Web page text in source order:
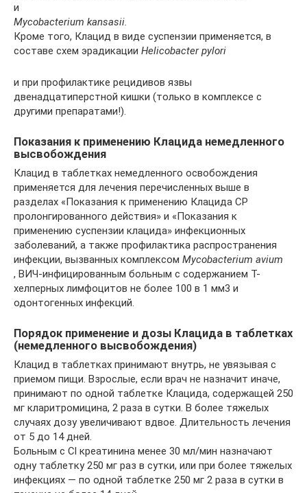
и
Mycobacterium kansasii.
Кроме того, Клацид в виде суспензии применяется, в
составе схем эрадикации Helicobacter pylori
и при профилактике рецидивов язвы
двенадцатиперстной кишки (только в комплексе с
другими препаратами!).
Показания к применению Клацида немедленного
высвобождения
Клацид в таблетках немедленного освобождения
применяется для лечения перечисленных выше в
разделах «Показания к применению Клацида СР
пролонгированного действия» и «Показания к
применению суспензии клацида» инфекционных
заболеваний, а также профилактика распространения
инфекции, вызванных комплексом Mycobacterium avium
, ВИЧ-инфицированным больным с содержанием Т-
хелперных лимфоцитов не более 100 в 1 мм3 и
одонтогенных инфекций.
Порядок применение и дозы Клацида в таблетках
(немедленного высвобождения)
Клацид в таблетках принимают внутрь, не увязывая с
приемом пищи. Взрослые, если врач не назначит иначе,
принимают по одной таблетке Клацида, содержащей 250
мг кларитромицина, 2 раза в сутки. В более тяжелых
случаях дозу увеличивают вдвое. Длительность лечения
от 5 до 14 дней.
Больным с Cl креатинина менее 30 мл/мин назначают
одну таблетку 250 мг раз в сутки, или при более тяжелых
инфекциях — по одной таблетке 250 мг 2 раза в сутки в